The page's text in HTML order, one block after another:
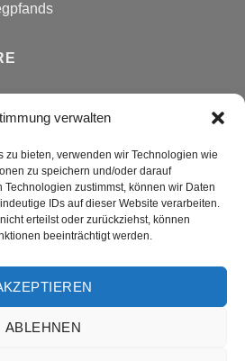
verwalten
zu bieten, verwenden wir Technologien wie
zu speichern und/oder darauf
zustimmst, können wir Daten
IDs auf dieser Website verarbeiten.
erteilst oder zurückziehst, können
beeinträchtigt werden.
ABLEHNEN
PayPal MasterCard
WIDERRUF